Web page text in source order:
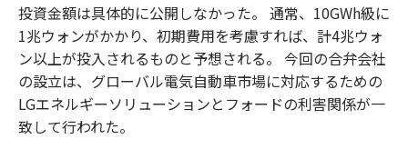
投資金額は具体的に公開しなかった。 通常、10GWh級に
1兆ウォンがかかり、初期費用を考慮すれば、計4兆ウォ
ン以上が投入されるものと予想される。 今回の合弁会社
の設立は、グローバル電気自動車市場に対応するための
LGエネルギーソリューションとフォードの利害関係が一
致して行われた。